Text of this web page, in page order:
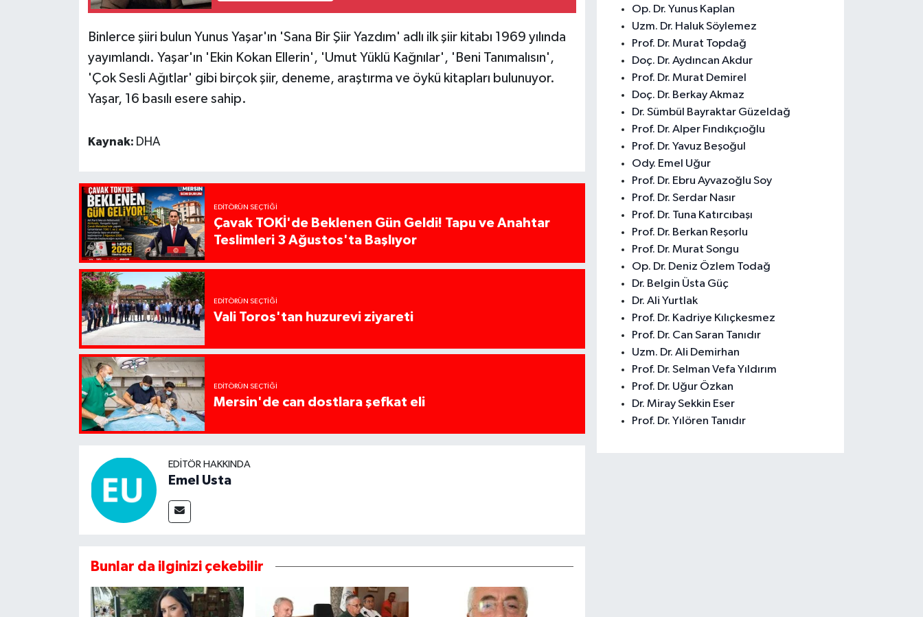
Binlerce şiiri bulun Yunus Yaşar'ın 'Sana Bir Şiir Yazdım' adlı ilk şiir kitabı 1969 yılında
yayımlandı. Yaşar'ın 'Ekin Kokan Ellerin', 'Umut Yüklü Kağnılar', 'Beni Tanımalısın',
'Çok Sesli Ağıtlar' gibi birçok şiir, deneme, araştırma ve öykü kitapları bulunuyor.
Yaşar, 16 basılı esere sahip.
Kaynak: DHA
EDITÖRÜN SEÇTIĞI
Çavak TOKİ'de Beklenen Gün Geldi! Tapu ve Anahtar
Teslimleri 3 Ağustos'ta Başlıyor
EDITÖRÜN SEÇTIĞI
Vali Toros'tan huzurevi ziyareti
EDITÖRÜN SEÇTIĞI
Mersin'de can dostlara şefkat eli
EDITÖR HAKKINDA
Emel Usta
Bunlar da ilginizi çekebilir
Op. Dr. Yunus Kaplan
Uzm. Dr. Haluk Söylemez
Prof. Dr. Murat Topdağ
Doç. Dr. Aydıncan Akdur
Prof. Dr. Murat Demirel
Doç. Dr. Berkay Akmaz
Dr. Sümbül Bayraktar Güzeldağ
Prof. Dr. Alper Fındıkçıoğlu
Prof. Dr. Yavuz Beşoğul
Ody. Emel Uğur
Prof. Dr. Ebru Ayvazoğlu Soy
Prof. Dr. Serdar Nasır
Prof. Dr. Tuna Katırcıbaşı
Prof. Dr. Berkan Reşorlu
Prof. Dr. Murat Songu
Op. Dr. Deniz Özlem Todağ
Dr. Belgin Üsta Güç
Dr. Ali Yurtlak
Prof. Dr. Kadriye Kılıçkesmez
Prof. Dr. Can Saran Tanıdır
Uzm. Dr. Ali Demirhan
Prof. Dr. Selman Vefa Yıldırım
Prof. Dr. Uğur Özkan
Dr. Miray Sekkin Eser
Prof. Dr. Yılören Tanıdır